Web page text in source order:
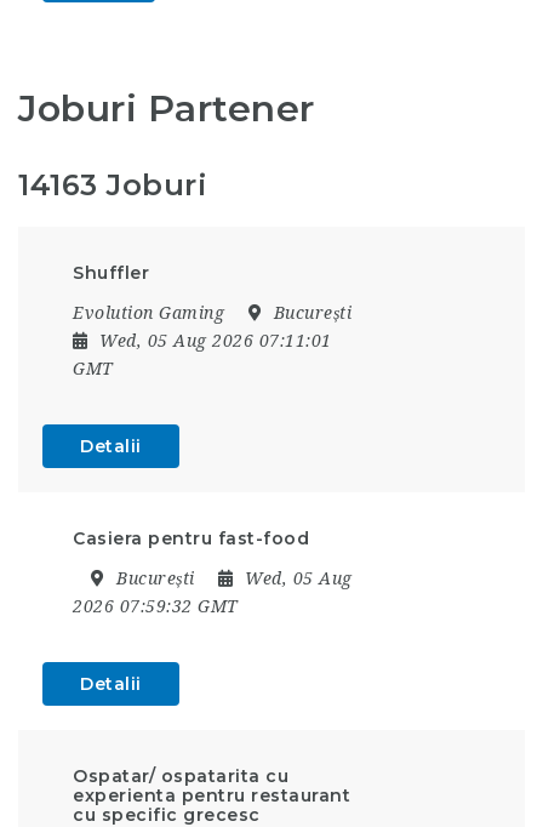
Joburi Partener
14163 Joburi
Shuffler
Evolution Gaming
București
Wed, 05 Aug 2026 07:11:01
GMT
Detalii
Casiera pentru fast-food
București
Wed, 05 Aug
2026 07:59:32 GMT
Detalii
Ospatar/ ospatarita cu
experienta pentru restaurant
cu specific grecesc